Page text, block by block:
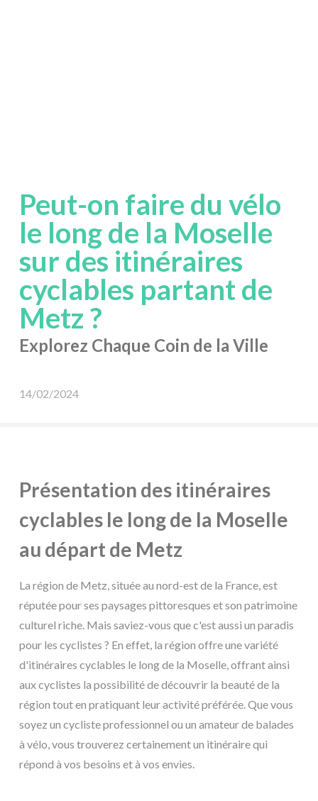
Peut-on faire du vélo
le long de la Moselle
sur des itinéraires
cyclables partant de
Metz ?
Explorez Chaque Coin de la Ville
14/02/2024
Présentation des itinéraires
cyclables le long de la Moselle
au départ de Metz
La région de Metz, située au nord-est de la France, est
réputée pour ses paysages pittoresques et son patrimoine
culturel riche. Mais saviez-vous que c'est aussi un paradis
pour les cyclistes ? En effet, la région offre une variété
d'itinéraires cyclables le long de la Moselle, offrant ainsi
aux cyclistes la possibilité de découvrir la beauté de la
région tout en pratiquant leur activité préférée. Que vous
soyez un cycliste professionnel ou un amateur de balades
à vélo, vous trouverez certainement un itinéraire qui
répond à vos besoins et à vos envies.